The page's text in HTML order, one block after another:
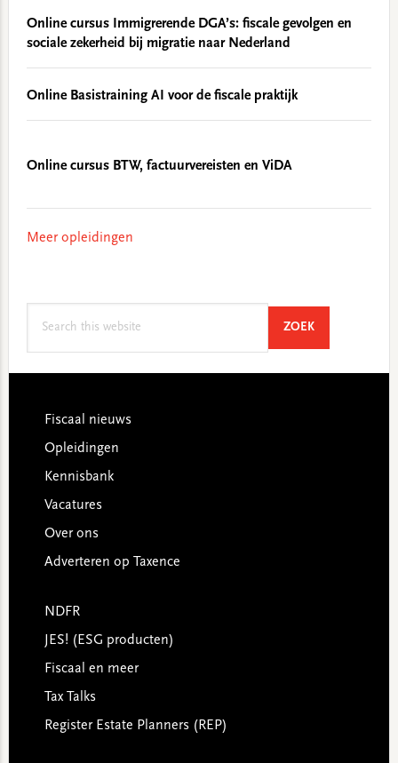
Online cursus Immigrerende DGA’s: fiscale gevolgen en
sociale zekerheid bij migratie naar Nederland
Online Basistraining AI voor de fiscale praktijk
Online cursus BTW, factuurvereisten en ViDA
Meer opleidingen
ZOEKSEARCH
Footer
Fiscaal nieuws
Opleidingen
Kennisbank
Vacatures
Over ons
Adverteren op Taxence
NDFR
JES! (ESG producten)
Fiscaal en meer
Tax Talks
Register Estate Planners (REP)